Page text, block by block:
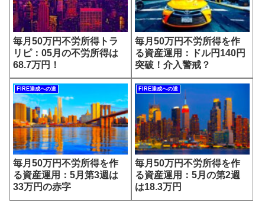
毎月50万円不労所得トラ
リピ：05月の不労所得は
68.7万円！
毎月50万円不労所得を作
る資産運用：ドル円140円
突破！介入警戒？
FIRE達成への道
毎月50万円不労所得を作
る資産運用：5月第3週は
33万円の赤字
FIRE達成への道
毎月50万円不労所得を作
る資産運用：5月の第2週
は18.3万円